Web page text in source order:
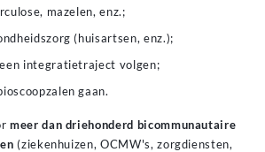
mazelen, enz.;
(huisartsen, enz.);
integratietraject volgen;
gaan.
meer dan driehonderd bicommunautaire
(ziekenhuizen, OCMW's, zorgdiensten,